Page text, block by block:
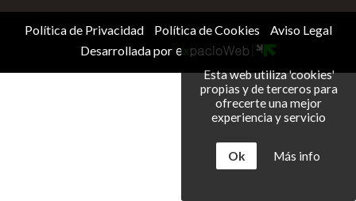
Esta web utiliza 'cookies'
propias y de terceros para
ofrecerte una mejor
experiencia y servicio
Ok Más info
Política de Privacidad Política de Cookies
Aviso Legal
Desarrollada por